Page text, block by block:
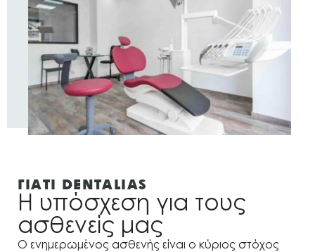
ΓΙΑΤΙ DENTALIAS
Η υπόσχεση για τους
ασθενείς μας
Ο ενημερωμένος ασθενής είναι ο κύριος στόχος